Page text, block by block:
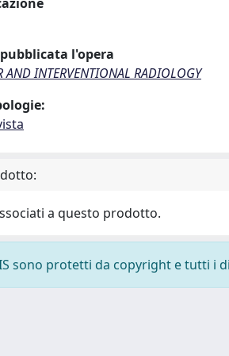
l'opera
AND INTERVENTIONAL RADIOLOGY
a questo prodotto.
sono protetti da copyright e tutti i